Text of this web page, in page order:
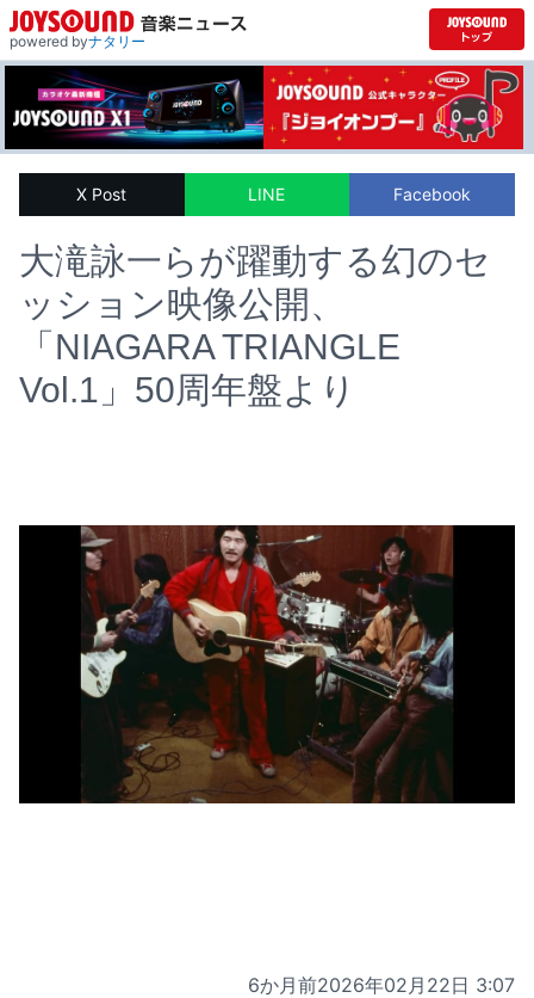
powered byナタリー
X Post LINE Facebook
大滝詠一らが躍動する幻のセ
ッション映像公開、
「NIAGARA TRIANGLE
Vol.1」50周年盤より
6か月前2026年02月22日 3:07